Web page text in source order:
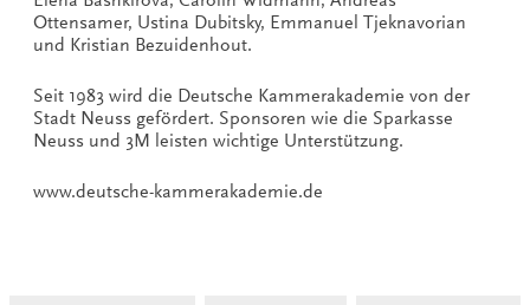
Ottensamer, Ustina Dubitsky, Emmanuel Tjeknavorian
und Kristian Bezuidenhout.
Seit 1983 wird die Deutsche Kammerakademie von der
Stadt Neuss gefördert. Sponsoren wie die Sparkasse
Neuss und 3M leisten wichtige Unterstützung.
www.deutsche-kammerakademie.de